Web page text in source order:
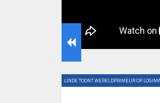
LINDE TOONT WERELDPRIMEUR OP